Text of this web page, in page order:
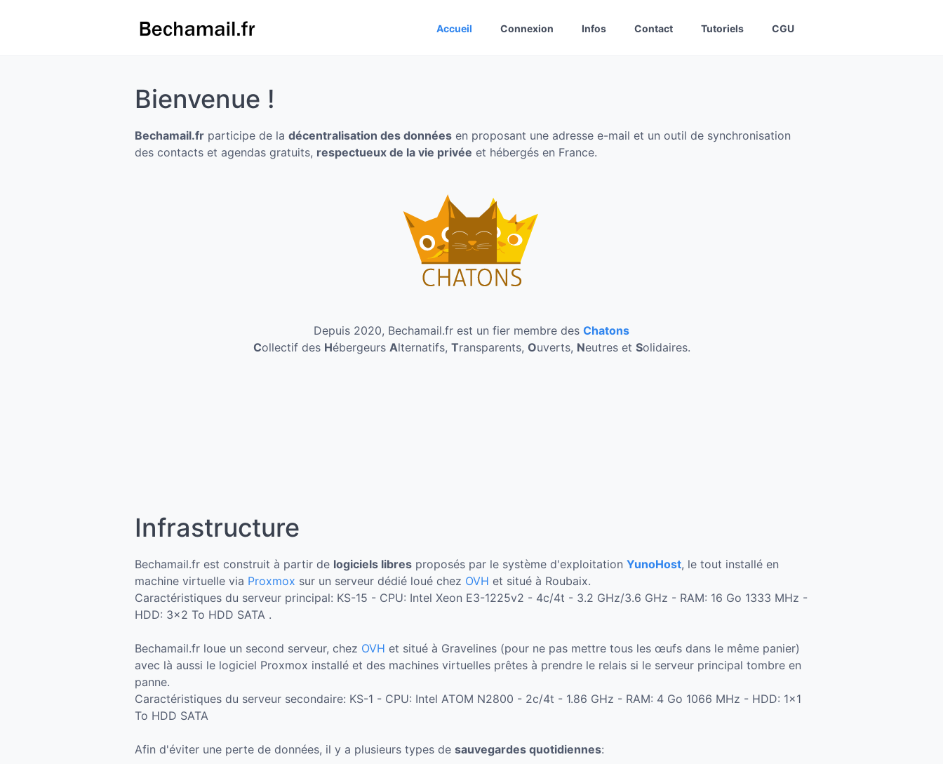
Accueil Connexion Infos Contact Tutoriels CGU
Bienvenue !
Bechamail.fr participe de la décentralisation des données en proposant une adresse e-mail et un outil de synchronisation
des contacts et agendas gratuits, respectueux de la vie privée et hébergés en France.
Depuis 2020, Bechamail.fr est un fier membre des Chatons
Collectif des Hébergeurs Alternatifs, Transparents, Ouverts, Neutres et Solidaires.
Infrastructure
Bechamail.fr est construit à partir de logiciels libres proposés par le système d'exploitation YunoHost, le tout installé en
machine virtuelle via Proxmox sur un serveur dédié loué chez OVH et situé à Roubaix.
Caractéristiques du serveur principal: KS-15 - CPU: Intel Xeon E3-1225v2 - 4c/4t - 3.2 GHz/3.6 GHz - RAM: 16 Go 1333 MHz -
HDD: 3×2 To HDD SATA .
Bechamail.fr loue un second serveur, chez OVH et situé à Gravelines (pour ne pas mettre tous les œufs dans le même panier)
avec là aussi le logiciel Proxmox installé et des machines virtuelles prêtes à prendre le relais si le serveur principal tombre en
panne.
Caractéristiques du serveur secondaire: KS-1 - CPU: Intel ATOM N2800 - 2c/4t - 1.86 GHz - RAM: 4 Go 1066 MHz - HDD: 1×1
To HDD SATA
Afin d'éviter une perte de données, il y a plusieurs types de sauvegardes quotidiennes: